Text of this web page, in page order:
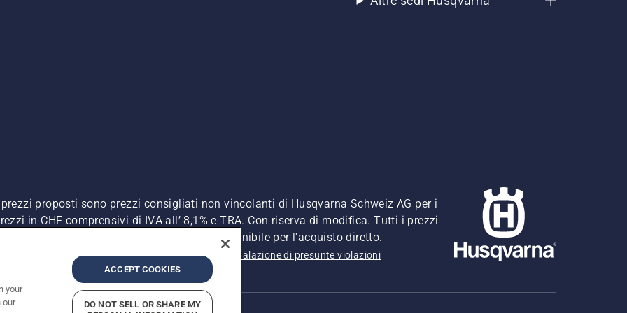
proposti sono prezzi consigliati non vincolanti di Husqvarna Schweiz AG per i
in CHF comprensivi di IVA all’ 8,1% e TRA. Con riserva di modifica. Tutti i prezzi
a meno che il prodotto non sia disponibile per l'acquisto diretto.
Riferimenti CGVF Negozio online Segnalazione di presunte violazioni
your
our
ACCEPT COOKIES
DO NOT SELL OR SHARE MY